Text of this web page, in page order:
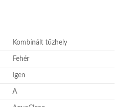
Kombinált tűzhely
Fehér
Igen
A